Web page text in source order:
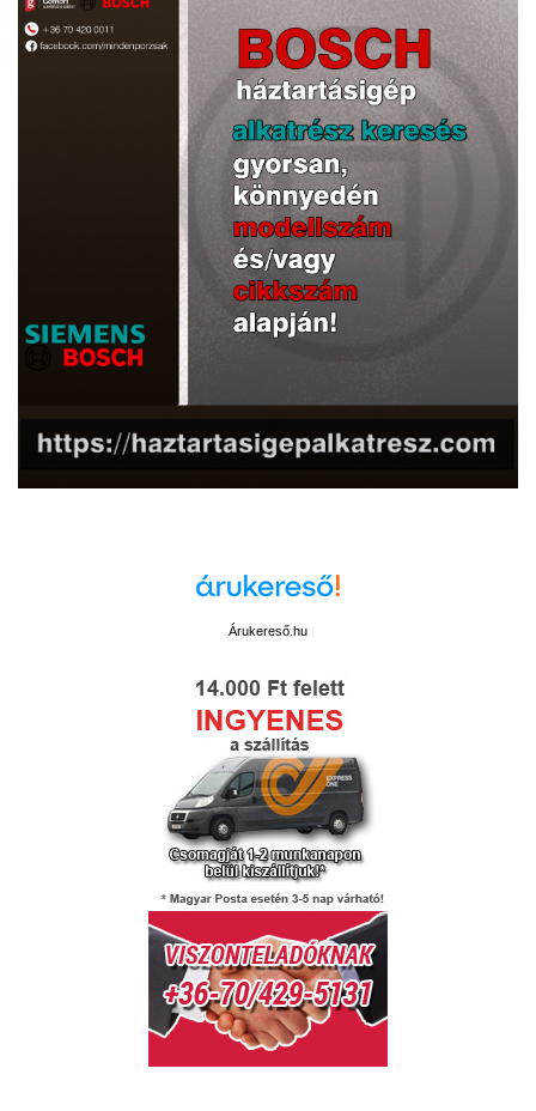
Árukereső.hu